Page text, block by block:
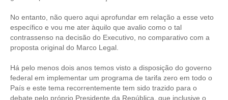
APRESENTAÇÃO
AUTÔNOMOS E SERVIÇOS
No entanto, não quero aqui aprofundar em relação a esse veto
específico e vou me ater àquilo que avalio como o tal
contrassenso na decisão do Executivo, no comparativo com a
proposta original do Marco Legal.
Há pelo menos dois anos temos visto a disposição do governo
federal em implementar um programa de tarifa zero em todo o
País e este tema recorrentemente tem sido trazido para o
debate pelo próprio Presidente da República, que inclusive o